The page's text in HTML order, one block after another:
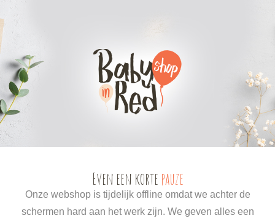
Even een korte pauze
Onze webshop is tijdelijk offline omdat we achter de
schermen hard aan het werk zijn. We geven alles een